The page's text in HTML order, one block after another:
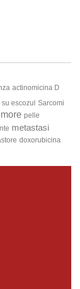
actinomicina D
escozul Sarcomi
pelle
metastasi
doxorubicina